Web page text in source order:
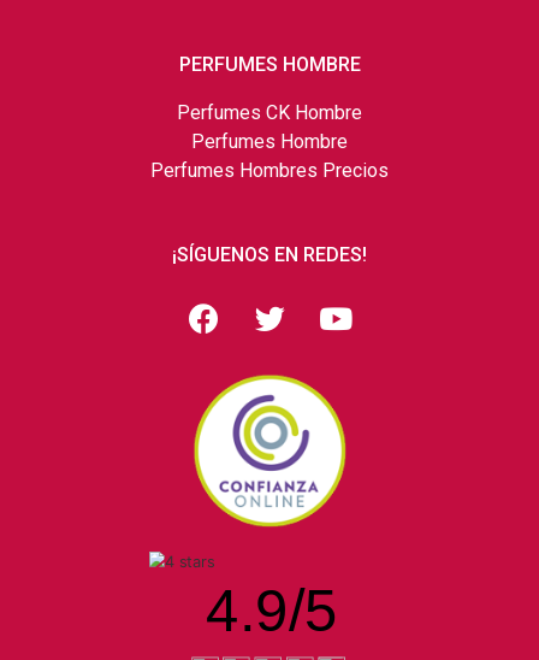
PERFUMES HOMBRE
Perfumes CK Hombre
Perfumes Hombre
Perfumes Hombres Precios
¡SÍGUENOS EN REDES!
4.9/5